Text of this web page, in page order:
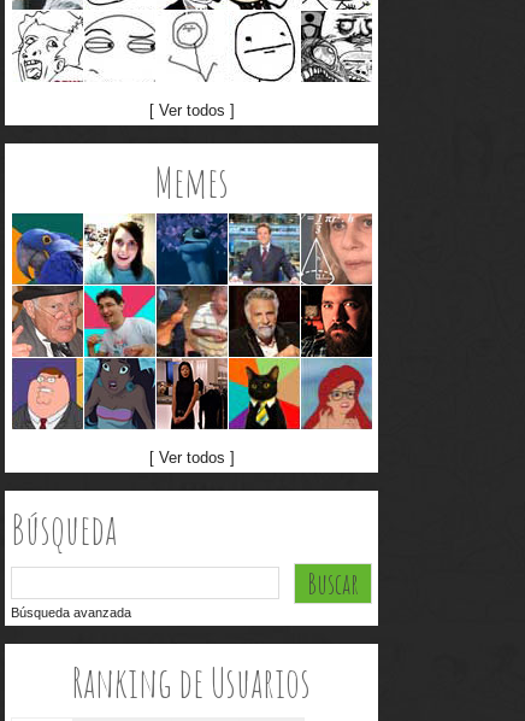
[ Ver todos ]
Memes
[ Ver todos ]
Búsqueda
Búsqueda avanzada
Ranking de Usuarios